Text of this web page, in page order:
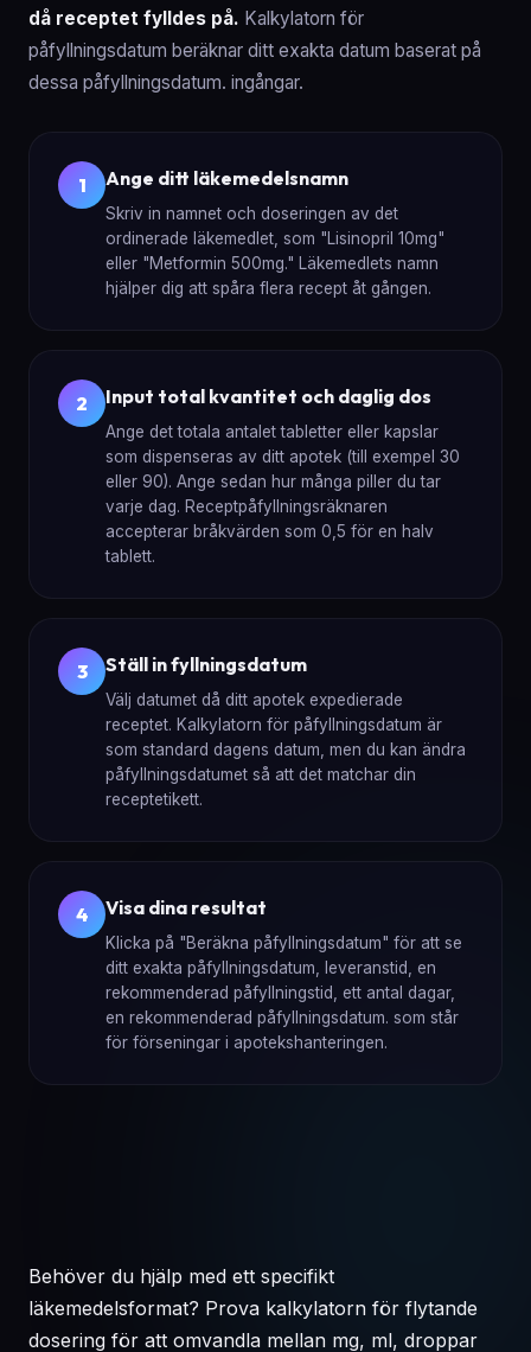
då receptet fylldes på. Kalkylatorn för
påfyllningsdatum beräknar ditt exakta datum baserat på
dessa påfyllningsdatum. ingångar.
1 Ange ditt läkemedelsnamn
Skriv in namnet och doseringen av det
ordinerade läkemedlet, som "Lisinopril 10mg"
eller "Metformin 500mg." Läkemedlets namn
hjälper dig att spåra flera recept åt gången.
2 Input total kvantitet och daglig dos
Ange det totala antalet tabletter eller kapslar
som dispenseras av ditt apotek (till exempel 30
eller 90). Ange sedan hur många piller du tar
varje dag. Receptpåfyllningsräknaren
accepterar bråkvärden som 0,5 för en halv
tablett.
3 Ställ in fyllningsdatum
Välj datumet då ditt apotek expedierade
receptet. Kalkylatorn för påfyllningsdatum är
som standard dagens datum, men du kan ändra
påfyllningsdatumet så att det matchar din
receptetikett.
4 Visa dina resultat
Klicka på "Beräkna påfyllningsdatum" för att se
ditt exakta påfyllningsdatum, leveranstid, en
rekommenderad påfyllningstid, ett antal dagar,
en rekommenderad påfyllningsdatum. som står
för förseningar i apotekshanteringen.
Behöver du hjälp med ett specifikt
läkemedelsformat? Prova kalkylatorn för flytande
dosering för att omvandla mellan mg, ml, droppar